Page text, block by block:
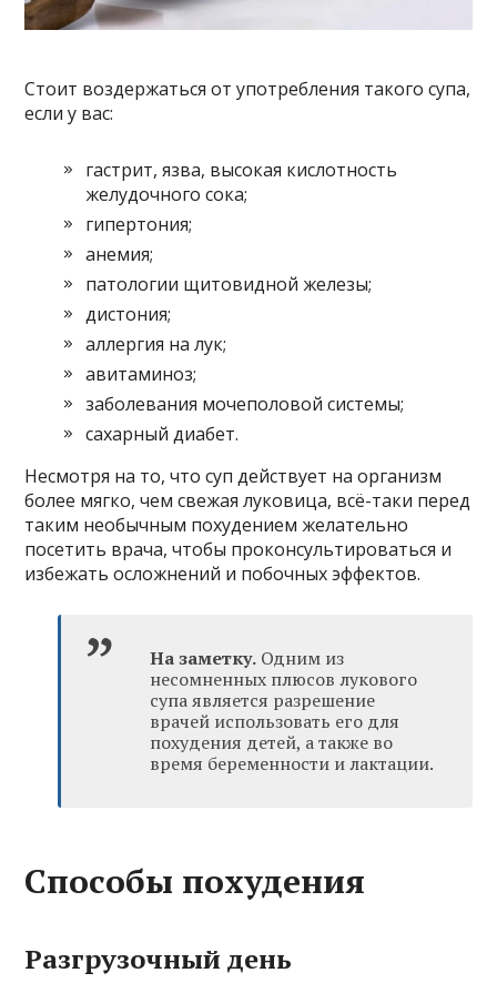
Стоит воздержаться от употребления такого супа,
если у вас:
гастрит, язва, высокая кислотность
желудочного сока;
гипертония;
анемия;
патологии щитовидной железы;
дистония;
аллергия на лук;
авитаминоз;
заболевания мочеполовой системы;
сахарный диабет.
Несмотря на то, что суп действует на организм
более мягко, чем свежая луковица, всё-таки перед
таким необычным похудением желательно
посетить врача, чтобы проконсультироваться и
избежать осложнений и побочных эффектов.
На заметку. Одним из
несомненных плюсов лукового
супа является разрешение
врачей использовать его для
похудения детей, а также во
время беременности и лактации.
Способы похудения
Разгрузочный день